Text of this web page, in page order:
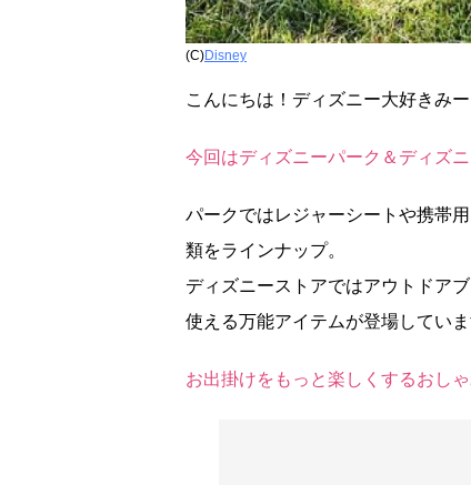
(C)Disney
こんにちは！ディズニー大好きみー
今回はディズニーパーク＆ディズ
パークではレジャーシートや携帯
類をラインナップ。
ディズニーストアではアウトドア
使える万能アイテムが登場していま
お出掛けをもっと楽しくするおし